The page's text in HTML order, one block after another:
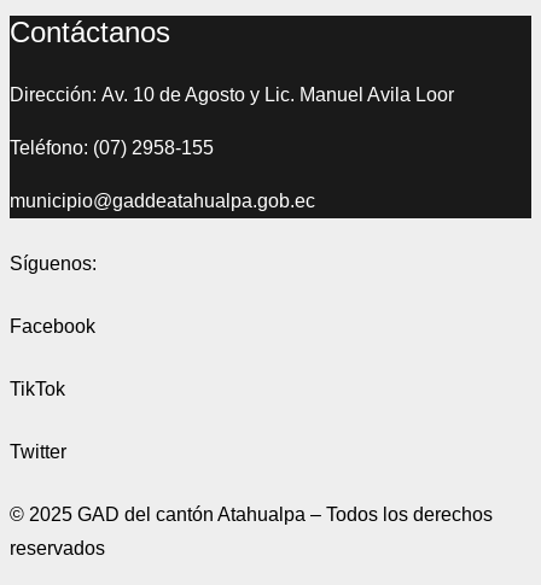
Contáctanos
Dirección: Av. 10 de Agosto y Lic. Manuel Avila Loor
Teléfono: (07) 2958-155
municipio@gaddeatahualpa.gob.ec
Síguenos:
Facebook
TikTok
Twitter
© 2025 GAD del cantón Atahualpa – Todos los derechos
reservados